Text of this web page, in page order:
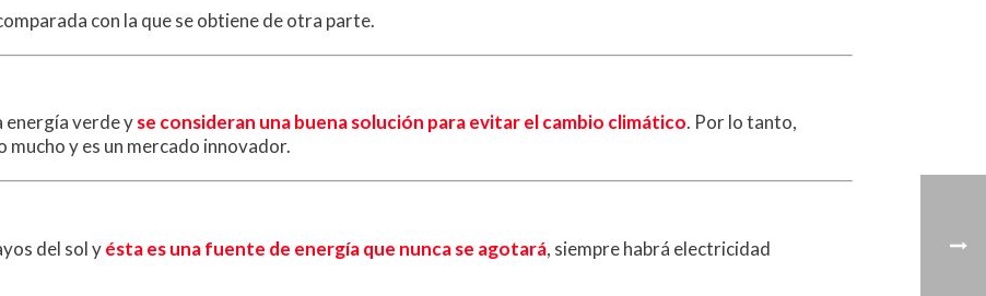
con la que se obtiene de otra parte.
energía verde yse consideran una buena solución para evitar el cambio climático. Por lo tanto,
mucho y es un mercado innovador.
del sol yésta es una fuente de energía que nunca se agotará, siempre habrá electricidad